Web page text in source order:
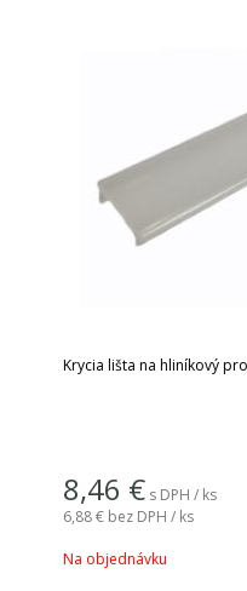
Krycia lišta na hliníkový
8,46 € s DPH / ks
6,88 € bez DPH / ks
Na objednávku